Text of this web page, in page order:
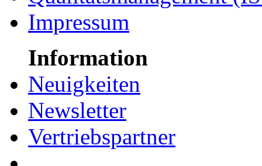
Impressum
Information
Neuigkeiten
Newsletter
Vertriebspartner